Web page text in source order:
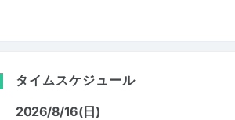
タイムスケジュール
2026/8/16(日)